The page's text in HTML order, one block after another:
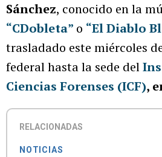
Sánchez, conocido en la
“CDobleta” o “El Diablo
trasladado este miércoles
federal hasta la sede del
Ciencias Forenses (ICF),
RELACIONADAS
NOTICIAS